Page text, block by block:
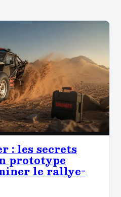
: les secrets
prototype
le rallye-